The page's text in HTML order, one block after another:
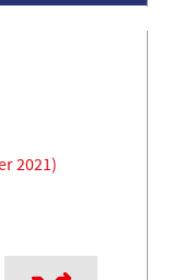
2021)